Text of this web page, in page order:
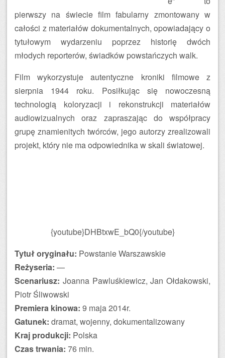
pierwszy na świecie film fabularny zmontowany w
całości z materiałów dokumentalnych, opowiadający o
tytułowym wydarzeniu poprzez historię dwóch
młodych reporterów, świadków powstańczych walk.
Film wykorzystuje autentyczne kroniki filmowe z
sierpnia 1944 roku. Posiłkując się nowoczesną
technologią koloryzacji i rekonstrukcji materiałów
audiowizualnych oraz zapraszając do współpracy
grupę znamienitych twórców, jego autorzy zrealizowali
projekt, który nie ma odpowiednika w skali światowej.
{youtube}DHBtxwE_bQ0{/youtube}
Tytuł oryginału: Powstanie Warszawskie
Reżyseria: —
Scenariusz: Joanna Pawluśkiewicz, Jan Ołdakowski,
Piotr Śliwowski
Premiera kinowa: 9 maja 2014r.
Gatunek: dramat, wojenny, dokumentalizowany
Kraj produkcji: Polska
Czas trwania: 76 min.